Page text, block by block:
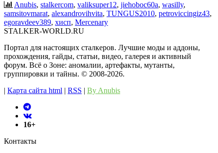
Anubis, stalkercom, valiksuper12, jiehoboc60a, wasilly,
samsitovmarat, alexandrovihvita, TUNGUS2010, petroviccingiz43,
egoravdeev389, хисп, Mercenary
STALKER-WORLD.RU
Портал для настоящих сталкеров. Лучшие моды и аддоны,
прохождения, гайды, статьи, видео, галерея и активный
форум. Всё о Зоне: аномалии, артефакты, мутанты,
группировки и тайны. ©️ 2008-2026.
| Карта сайта html | RSS | By Anubis
16+
Контакты